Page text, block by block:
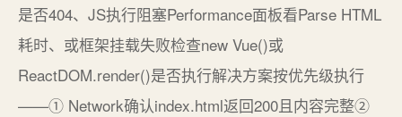
是否404、JS执行阻塞Performance面板看Parse HTML
耗时、或框架挂载失败检查new Vue()或
ReactDOM.render()是否执行解决方案按优先级执行
——① Network确认index.html返回200且内容完整②